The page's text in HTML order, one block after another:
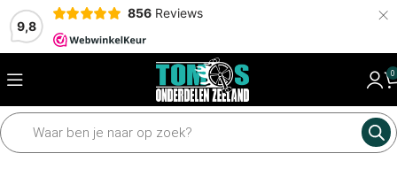
9,8
856 Reviews ×
0
Home Framedelen Sturen en toebehoren Handvatten